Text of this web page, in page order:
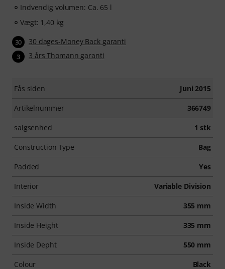
Indvendig volumen: Ca. 65 l
Vægt: 1,40 kg
30 30 dages-Money Back garanti
3 3 års Thomann garanti
Fås siden Juni 2015
Artikelnummer 366749
salgsenhed 1 stk
Construction Type Bag
Padded Yes
Interior Variable Division
Inside Width 355 mm
Inside Height 335 mm
Inside Depht 550 mm
Colour Black